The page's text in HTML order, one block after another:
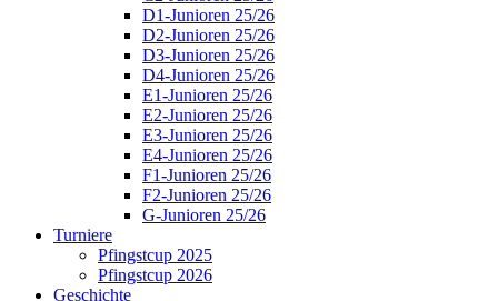
D1-Junioren 25/26
D2-Junioren 25/26
D3-Junioren 25/26
D4-Junioren 25/26
E1-Junioren 25/26
E2-Junioren 25/26
E3-Junioren 25/26
E4-Junioren 25/26
F1-Junioren 25/26
F2-Junioren 25/26
G-Junioren 25/26
Turniere
Pfingstcup 2025
Pfingstcup 2026
Geschichte